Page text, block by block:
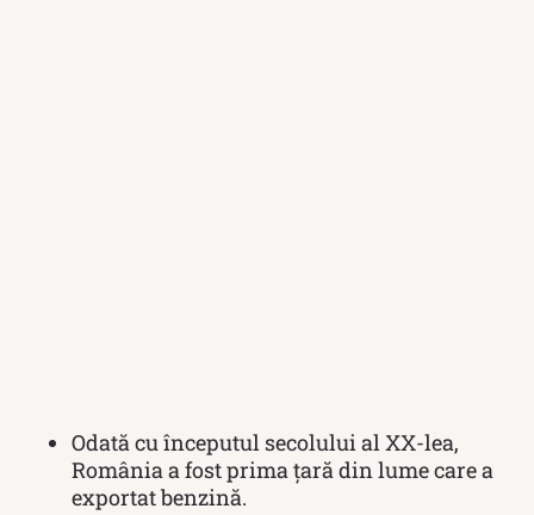
Odată cu începutul secolului al XX-lea,
România a fost prima ţară din lume care a
exportat benzină.